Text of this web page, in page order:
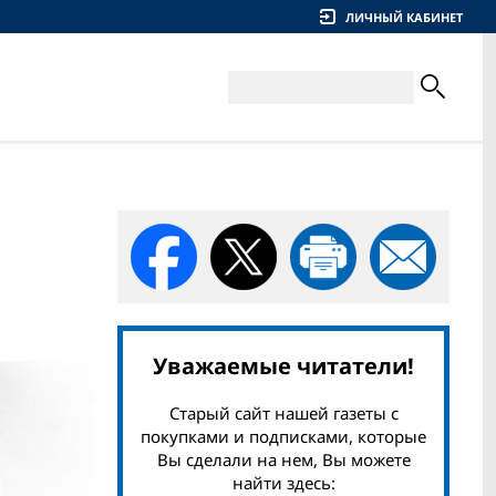
Уважаемые читатели!
Старый сайт нашей газеты с
покупками и подписками, которые
Вы сделали на нем, Вы можете
найти здесь:
ЛИЧНЫЙ КАБИНЕТ